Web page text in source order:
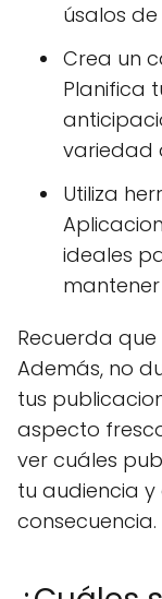
úsalos
Crea un
Planifica
variedad
Utiliza
ideales
Recuerda
Además, no
tus
aspecto
ver cuáles
tu audiencia
consecuencia.